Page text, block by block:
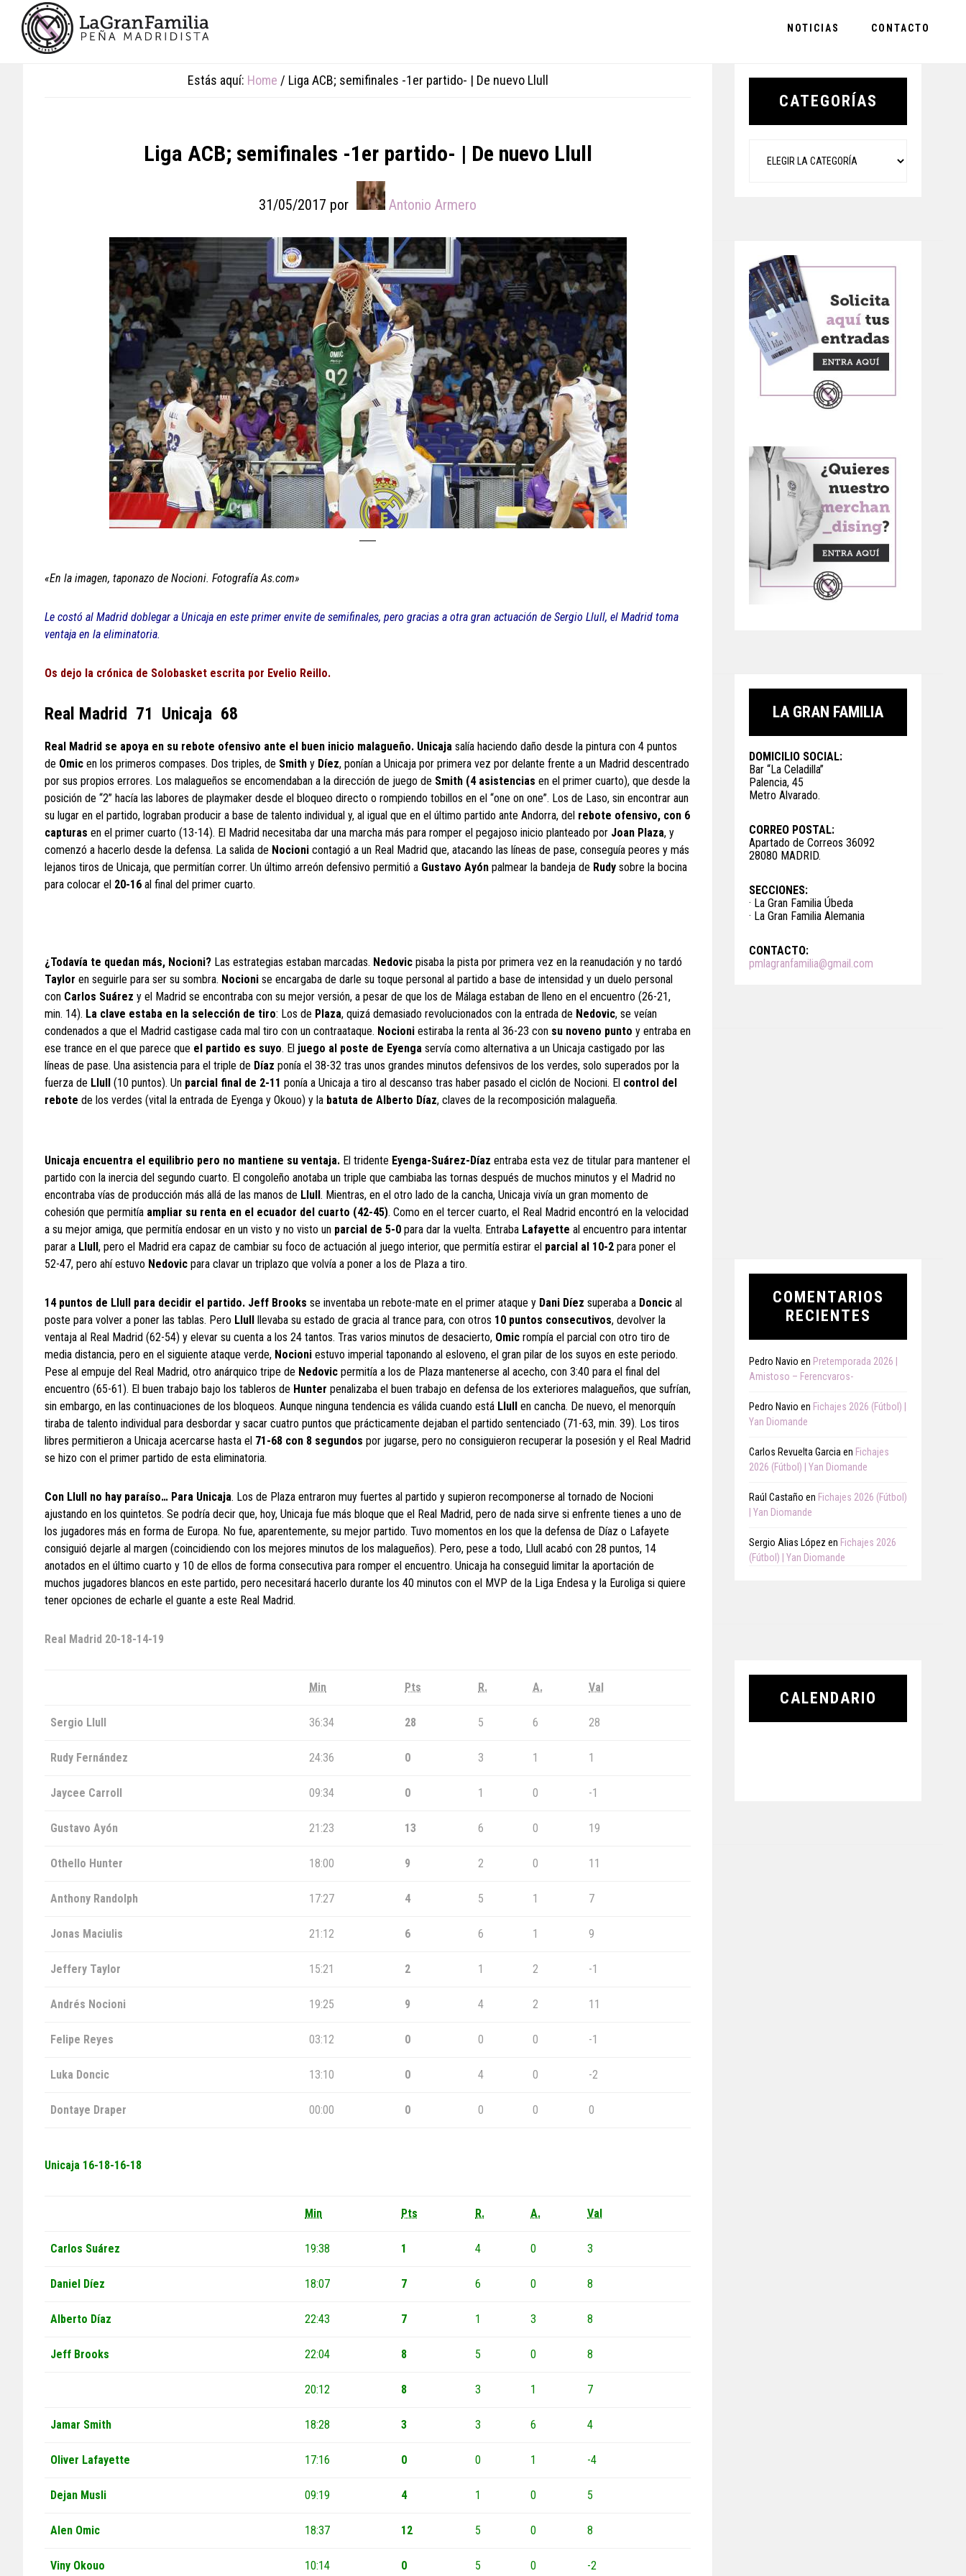
primary
footer
NOTICIAS CONTACTO
Estás aquí: Home / Liga ACB; semifinales -1er partido- | De nuevo Llull
Liga ACB; semifinales -1er partido- | De nuevo Llull
31/05/2017 por Antonio Armero
«En la imagen, taponazo de Nocioni. Fotografía As.com»
Le costó al Madrid doblegar a Unicaja en este primer envite de semifinales, pero gracias a otra gran actuación de Sergio Llull, el Madrid toma
ventaja en la eliminatoria.
Os dejo la crónica de Solobasket escrita por Evelio Reillo.
Real Madrid 71 Unicaja 68
Real Madrid se apoya en su rebote ofensivo ante el buen inicio malagueño. Unicaja salía haciendo daño desde la pintura con 4 puntos
de Omic en los primeros compases. Dos triples, de Smith y Díez, ponían a Unicaja por primera vez por delante frente a un Madrid descentrado
por sus propios errores. Los malagueños se encomendaban a la dirección de juego de Smith (4 asistencias en el primer cuarto), que desde la
posición de “2” hacía las labores de playmaker desde el bloqueo directo o rompiendo tobillos en el “one on one”. Los de Laso, sin encontrar aun
su lugar en el partido, lograban producir a base de talento individual y, al igual que en el último partido ante Andorra, del rebote ofensivo, con 6
capturas en el primer cuarto (13-14). El Madrid necesitaba dar una marcha más para romper el pegajoso inicio planteado por Joan Plaza, y
comenzó a hacerlo desde la defensa. La salida de Nocioni contagió a un Real Madrid que, atacando las líneas de pase, conseguía peores y más
lejanos tiros de Unicaja, que permitían correr. Un último arreón defensivo permitió a Gustavo Ayón palmear la bandeja de Rudy sobre la bocina
para colocar el 20-16 al final del primer cuarto.
¿Todavía te quedan más, Nocioni? Las estrategias estaban marcadas. Nedovic pisaba la pista por primera vez en la reanudación y no tardó
Taylor en seguirle para ser su sombra. Nocioni se encargaba de darle su toque personal al partido a base de intensidad y un duelo personal
con Carlos Suárez y el Madrid se encontraba con su mejor versión, a pesar de que los de Málaga estaban de lleno en el encuentro (26-21,
min. 14). La clave estaba en la selección de tiro: Los de Plaza, quizá demasiado revolucionados con la entrada de Nedovic, se veían
condenados a que el Madrid castigase cada mal tiro con un contraataque. Nocioni estiraba la renta al 36-23 con su noveno punto y entraba en
ese trance en el que parece que el partido es suyo. El juego al poste de Eyenga servía como alternativa a un Unicaja castigado por las
líneas de pase. Una asistencia para el triple de Díaz ponía el 38-32 tras unos grandes minutos defensivos de los verdes, solo superados por la
fuerza de Llull (10 puntos). Un parcial final de 2-11 ponía a Unicaja a tiro al descanso tras haber pasado el ciclón de Nocioni. El control del
rebote de los verdes (vital la entrada de Eyenga y Okouo) y la batuta de Alberto Díaz, claves de la recomposición malagueña.
Unicaja encuentra el equilibrio pero no mantiene su ventaja. El tridente Eyenga-Suárez-Díaz entraba esta vez de titular para mantener el
partido con la inercia del segundo cuarto. El congoleño anotaba un triple que cambiaba las tornas después de muchos minutos y el Madrid no
encontraba vías de producción más allá de las manos de Llull. Mientras, en el otro lado de la cancha, Unicaja vivía un gran momento de
cohesión que permitía ampliar su renta en el ecuador del cuarto (42-45). Como en el tercer cuarto, el Real Madrid encontró en la velocidad
a su mejor amiga, que permitía endosar en un visto y no visto un parcial de 5-0 para dar la vuelta. Entraba Lafayette al encuentro para intentar
parar a Llull, pero el Madrid era capaz de cambiar su foco de actuación al juego interior, que permitía estirar el parcial al 10-2 para poner el
52-47, pero ahí estuvo Nedovic para clavar un triplazo que volvía a poner a los de Plaza a tiro.
14 puntos de Llull para decidir el partido. Jeff Brooks se inventaba un rebote-mate en el primer ataque y Dani Díez superaba a Doncic al
poste para volver a poner las tablas. Pero Llull llevaba su estado de gracia al trance para, con otros 10 puntos consecutivos, devolver la
ventaja al Real Madrid (62-54) y elevar su cuenta a los 24 tantos. Tras varios minutos de desacierto, Omic rompía el parcial con otro tiro de
media distancia, pero en el siguiente ataque verde, Nocioni estuvo imperial taponando al esloveno, el gran pilar de los suyos en este periodo.
Pese al empuje del Real Madrid, otro anárquico tripe de Nedovic permitía a los de Plaza mantenerse al acecho, con 3:40 para el final del
encuentro (65-61). El buen trabajo bajo los tableros de Hunter penalizaba el buen trabajo en defensa de los exteriores malagueños, que sufrían,
sin embargo, en las continuaciones de los bloqueos. Aunque ninguna tendencia es válida cuando está Llull en cancha. De nuevo, el menorquín
tiraba de talento individual para desbordar y sacar cuatro puntos que prácticamente dejaban el partido sentenciado (71-63, min. 39). Los tiros
libres permitieron a Unicaja acercarse hasta el 71-68 con 8 segundos por jugarse, pero no consiguieron recuperar la posesión y el Real Madrid
se hizo con el primer partido de esta eliminatoria.
Con Llull no hay paraíso… Para Unicaja. Los de Plaza entraron muy fuertes al partido y supieron recomponerse al tornado de Nocioni
ajustando en los quintetos. Se podría decir que, hoy, Unicaja fue más bloque que el Real Madrid, pero de nada sirve si enfrente tienes a uno de
los jugadores más en forma de Europa. No fue, aparentemente, su mejor partido. Tuvo momentos en los que la defensa de Díaz o Lafayete
consiguió dejarle al margen (coincidiendo con los mejores minutos de los malagueños). Pero, pese a todo, Llull acabó con 28 puntos, 14
anotados en el último cuarto y 10 de ellos de forma consecutiva para romper el encuentro. Unicaja ha conseguid limitar la aportación de
muchos jugadores blancos en este partido, pero necesitará hacerlo durante los 40 minutos con el MVP de la Liga Endesa y la Euroliga si quiere
tener opciones de echarle el guante a este Real Madrid.
Real Madrid 20-18-14-19
Min Pts R. A. Val
Sergio Llull 36:34 28 5 6 28
Rudy Fernández 24:36 0 3 1 1
Jaycee Carroll 09:34 0 1 0 -1
Gustavo Ayón 21:23 13 6 0 19
Othello Hunter 18:00 9 2 0 11
Anthony Randolph 17:27 4 5 1 7
Jonas Maciulis 21:12 6 6 1 9
Jeffery Taylor 15:21 2 1 2 -1
Andrés Nocioni 19:25 9 4 2 11
Felipe Reyes 03:12 0 0 0 -1
Luka Doncic 13:10 0 4 0 -2
Dontaye Draper 00:00 0 0 0 0
Unicaja 16-18-16-18
Min Pts R. A. Val
Carlos Suárez 19:38 1 4 0 3
Daniel Díez 18:07 7 6 0 8
Alberto Díaz 22:43 7 1 3 8
Jeff Brooks 22:04 8 5 0 8
20:12 8 3 1 7
Jamar Smith 18:28 3 3 6 4
Oliver Lafayette 17:16 0 0 1 -4
Dejan Musli 09:19 4 1 0 5
Alen Omic 18:37 12 5 0 8
Viny Okouo 10:14 0 5 0 -2
Primary
CATEGORÍAS
LA GRAN FAMILIA
DOMICILIO SOCIAL:
Bar “La Celadilla”
Palencia, 45
Metro Alvarado.
CORREO POSTAL:
Apartado de Correos 36092
28080 MADRID.
SECCIONES:
· La Gran Familia Úbeda
· La Gran Familia Alemania
CONTACTO:
pmlagranfamilia@gmail.com
COMENTARIOS
RECIENTES
Pedro Navio en Pretemporada 2026 |
Amistoso – Ferencvaros-
Pedro Navio en Fichajes 2026 (Fútbol) |
Yan Diomande
Carlos Revuelta Garcia en Fichajes
2026 (Fútbol) | Yan Diomande
Raúl Castaño en Fichajes 2026 (Fútbol)
| Yan Diomande
Sergio Alias López en Fichajes 2026
(Fútbol) | Yan Diomande
CALENDARIO